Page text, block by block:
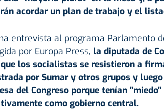
acordar un plan de trabajo y el
entrevista al programa Parlamento
por Europa Press, la diputada de
los socialistas se resistieron a
por Sumar y otros grupos y
del Congreso porque tenían
como gobierno central.